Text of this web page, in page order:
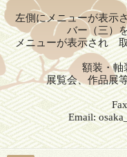
左側にメニューが表示
バー（三）
メニューが表示され
額装・軸
展覧会、作品展
Email: